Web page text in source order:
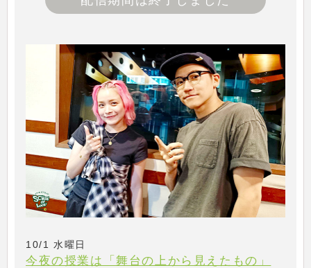
10/1 水曜日
今夜の授業は「舞台の上から見えたもの」